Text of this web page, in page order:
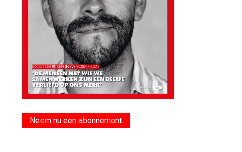
Neem nu een abonnement